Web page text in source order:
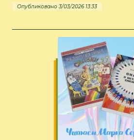
Опубликовано 3/03/2026 13:33